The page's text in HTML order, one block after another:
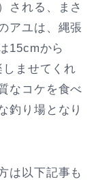
される、まさ
アユは、縄張
15cmから
ませてくれ
なコケを食べ
釣り場となり
は以下記事も